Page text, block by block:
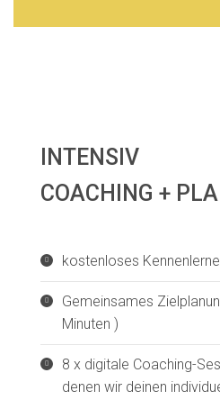
INTENSIV
COACHING +
kostenloses
Gemeinsames
Minuten )
8 x digitale Coaching-
denen wir deinen